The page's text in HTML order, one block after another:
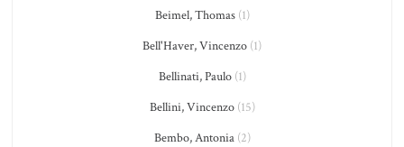
Beimel, Thomas(1)
Bell'Haver, Vincenzo (1)
Bellinati, Paulo(1)
Bellini, Vincenzo(15)
Bembo, Antonia(2)